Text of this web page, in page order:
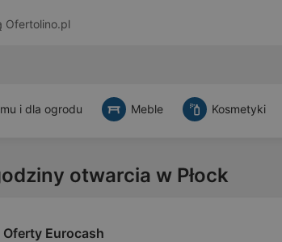
Ofertolino.pl
i dla ogrodu Meble Kosmetyki
otwarcia w Płock
Oferty Eurocash